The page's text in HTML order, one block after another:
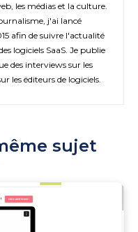
les médias et la culture.
j'ai lancé
afin de suivre l'actualité
logiciels SaaS. Je publie
des interviews sur les
les éditeurs de logiciels.
sujet